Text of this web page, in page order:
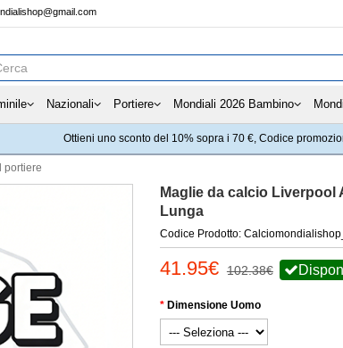
Nazionali Portiere Mondiali 2026 Bambino
Ottieni uno sconto del 10% sopra i 70 €, Codice
portiere
Maglie da calcio Liverpool
Lunga
Codice Prodotto:
41.95€ 102.38€
Dimensione Uomo